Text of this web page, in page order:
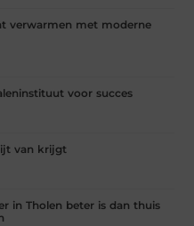
verwarmen met moderne
voor succes
van krijgt
in Tholen beter is dan thuis